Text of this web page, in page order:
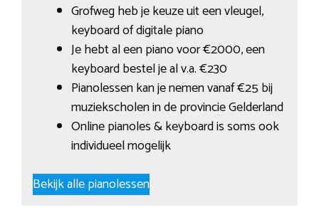
Grofweg heb je keuze uit een vleugel,
keyboard of digitale piano
Je hebt al een piano voor €2000, een
keyboard bestel je al v.a. €230
Pianolessen kan je nemen vanaf €25 bij
muziekscholen in de provincie Gelderland
Online pianoles & keyboard is soms ook
individueel mogelijk
Bekijk alle pianolessen